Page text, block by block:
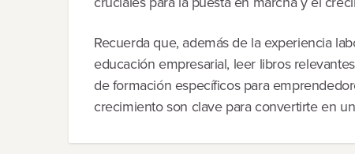
Recuerda que, además de la experiencia
educación empresarial, leer libros
de formación específicos para
crecimiento son clave para convertirte en